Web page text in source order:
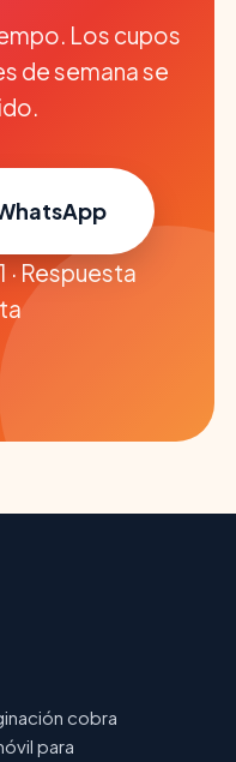
Los cupos
de semana se
· Respuesta
cobra
para